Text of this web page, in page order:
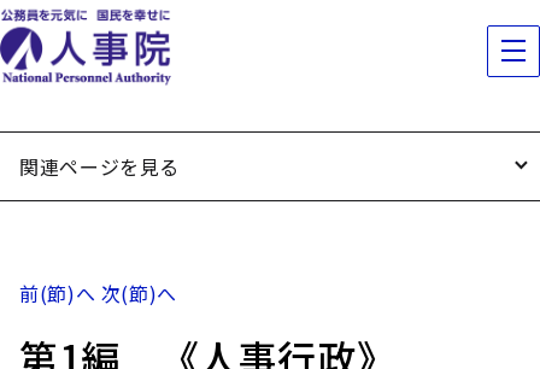
関連ページを見る
前(節)へ 次(節)へ
第1編 《人事行政》